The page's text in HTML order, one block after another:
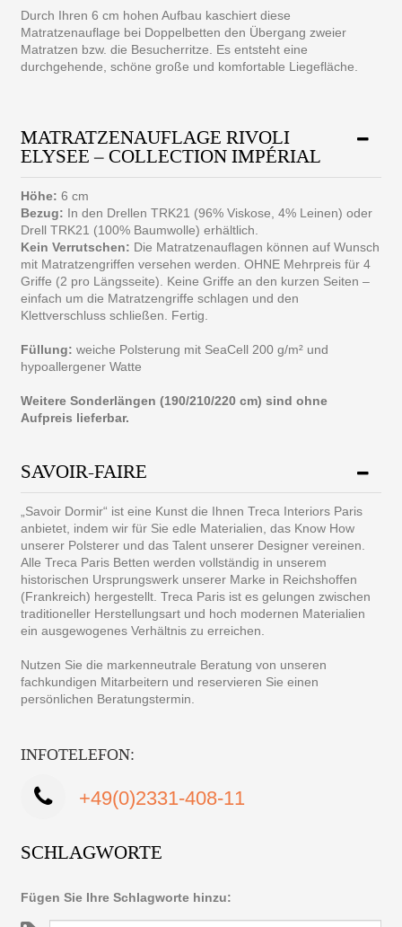
Durch Ihren 6 cm hohen Aufbau kaschiert diese
Matratzenauflage bei Doppelbetten den Übergang zweier
Matratzen bzw. die Besucherritze. Es entsteht eine
durchgehende, schöne große und komfortable Liegefläche.
MATRATZENAUFLAGE RIVOLI
ELYSEE – COLLECTION IMPÉRIAL
Höhe: 6 cm
Bezug: In den Drellen TRK21 (96% Viskose, 4% Leinen) oder
Drell TRK21 (100% Baumwolle) erhältlich.
Kein Verrutschen: Die Matratzenauflagen können auf Wunsch
mit Matratzengriffen versehen werden. OHNE Mehrpreis für 4
Griffe (2 pro Längsseite). Keine Griffe an den kurzen Seiten –
einfach um die Matratzengriffe schlagen und den
Klettverschluss schließen. Fertig.
Füllung: weiche Polsterung mit SeaCell 200 g/m² und
hypoallergener Watte
Weitere Sonderlängen (190/210/220 cm) sind ohne
Aufpreis lieferbar.
SAVOIR-FAIRE
„Savoir Dormir“ ist eine Kunst die Ihnen Treca Interiors Paris
anbietet, indem wir für Sie edle Materialien, das Know How
unserer Polsterer und das Talent unserer Designer vereinen.
Alle Treca Paris Betten werden vollständig in unserem
historischen Ursprungswerk unserer Marke in Reichshoffen
(Frankreich) hergestellt. Treca Paris ist es gelungen zwischen
traditioneller Herstellungsart und hoch modernen Materialien
ein ausgewogenes Verhältnis zu erreichen.
Nutzen Sie die markenneutrale Beratung von unseren
fachkundigen Mitarbeitern und reservieren Sie einen
persönlichen Beratungstermin.
INFOTELEFON:
+49(0)2331-408-11
SCHLAGWORTE
Fügen Sie Ihre Schlagworte hinzu: